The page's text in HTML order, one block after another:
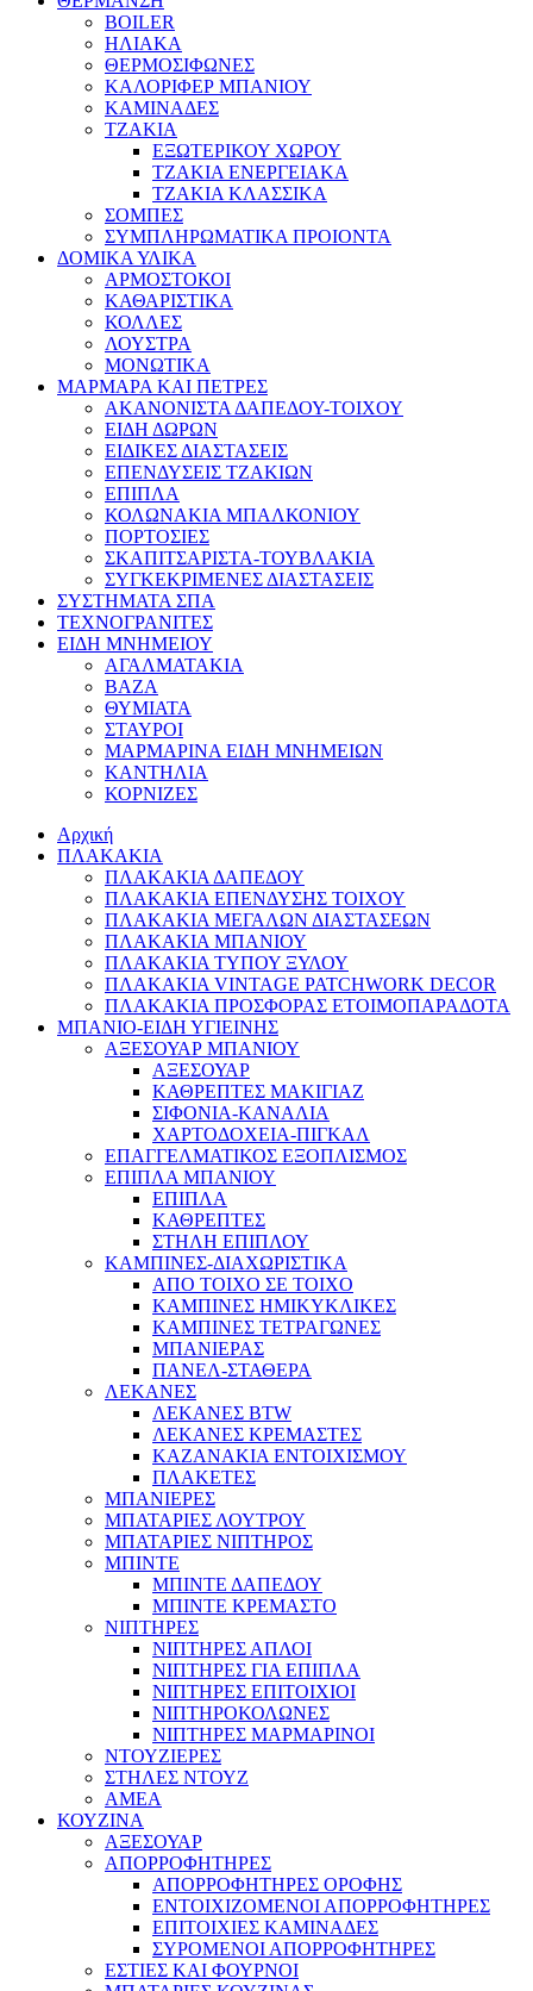
BOILER
ΗΛΙΑΚΑ
ΘΕΡΜΟΣΙΦΩΝΕΣ
ΚΑΛΟΡΙΦΕΡ ΜΠΑΝΙΟΥ
ΚΑΜΙΝΑΔΕΣ
ΤΖΑΚΙΑ
ΕΞΩΤΕΡΙΚΟΥ ΧΩΡΟΥ
ΤΖΑΚΙΑ ΕΝΕΡΓΕΙΑΚΑ
ΤΖΑΚΙΑ ΚΛΑΣΣΙΚΑ
ΣΟΜΠΕΣ
ΣΥΜΠΛΗΡΩΜΑΤΙΚΑ ΠΡΟΙΟΝΤΑ
ΔΟΜΙΚΑ ΥΛΙΚΑ
ΑΡΜΟΣΤΟΚΟΙ
ΚΑΘΑΡΙΣΤΙΚΑ
ΚΟΛΛΕΣ
ΛΟΥΣΤΡΑ
ΜΟΝΩΤΙΚΑ
ΜΑΡΜΑΡΑ ΚΑΙ ΠΕΤΡΕΣ
ΑΚΑΝΟΝΙΣΤΑ ΔΑΠΕΔΟΥ-ΤΟΙΧΟΥ
ΕΙΔΗ ΔΩΡΩΝ
ΕΙΔΙΚΕΣ ΔΙΑΣΤΑΣΕΙΣ
ΕΠΕΝΔΥΣΕΙΣ ΤΖΑΚΙΩΝ
ΕΠΙΠΛΑ
ΚΟΛΩΝΑΚΙΑ ΜΠΑΛΚΟΝΙΟΥ
ΠΟΡΤΟΣΙΕΣ
ΣΚΑΠΙΤΣΑΡΙΣΤΑ-ΤΟΥΒΛΑΚΙΑ
ΣΥΓΚΕΚΡΙΜΕΝΕΣ ΔΙΑΣΤΑΣΕΙΣ
ΣΥΣΤΗΜΑΤΑ ΣΠΑ
ΤΕΧΝΟΓΡΑΝΙΤΕΣ
ΕΙΔΗ ΜΝΗΜΕΙΟΥ
ΑΓΑΛΜΑΤΑΚΙΑ
ΒΑΖΑ
ΘΥΜΙΑΤΑ
ΣΤΑΥΡΟΙ
ΜΑΡΜΑΡΙΝΑ ΕΙΔΗ ΜΝΗΜΕΙΩΝ
ΚΑΝΤΗΛΙΑ
ΚΟΡΝΙΖΕΣ
Αρχική
ΠΛΑΚΑΚΙΑ
ΠΛΑΚΑΚΙΑ ΔΑΠΕΔΟΥ
ΠΛΑΚΑΚΙΑ ΕΠΕΝΔΥΣΗΣ ΤΟΙΧΟΥ
ΠΛΑΚΑΚΙΑ ΜΕΓΑΛΩΝ ΔΙΑΣΤΑΣΕΩΝ
ΠΛΑΚΑΚΙΑ ΜΠΑΝΙΟΥ
ΠΛΑΚΑΚΙΑ ΤΥΠΟΥ ΞΥΛΟΥ
ΠΛΑΚΑΚΙΑ VINTAGE PATCHWORK DECOR
ΠΛΑΚΑΚΙΑ ΠΡΟΣΦΟΡΑΣ ΕΤΟΙΜΟΠΑΡΑΔΟΤΑ
ΜΠΑΝΙΟ-ΕΙΔΗ ΥΓΙΕΙΝΗΣ
ΑΞΕΣΟΥΑΡ ΜΠΑΝΙΟΥ
ΑΞΕΣΟΥΑΡ
ΚΑΘΡΕΠΤΕΣ ΜΑΚΙΓΙΑΖ
ΣΙΦΟΝΙΑ-ΚΑΝΑΛΙΑ
ΧΑΡΤΟΔΟΧΕΙΑ-ΠΙΓΚΑΛ
ΕΠΑΓΓΕΛΜΑΤΙΚΟΣ ΕΞΟΠΛΙΣΜΟΣ
ΕΠΙΠΛΑ ΜΠΑΝΙΟΥ
ΕΠΙΠΛΑ
ΚΑΘΡΕΠΤΕΣ
ΣΤΗΛΗ ΕΠΙΠΛΟΥ
ΚΑΜΠΙΝΕΣ-ΔΙΑΧΩΡΙΣΤΙΚΑ
ΑΠΟ ΤΟΙΧΟ ΣΕ ΤΟΙΧΟ
ΚΑΜΠΙΝΕΣ ΗΜΙΚΥΚΛΙΚΕΣ
ΚΑΜΠΙΝΕΣ ΤΕΤΡΑΓΩΝΕΣ
ΜΠΑΝΙΕΡΑΣ
ΠΑΝΕΛ-ΣΤΑΘΕΡΑ
ΛΕΚΑΝΕΣ
ΛΕΚΑΝΕΣ BTW
ΛΕΚΑΝΕΣ ΚΡΕΜΑΣΤΕΣ
ΚΑΖΑΝΑΚΙΑ ΕΝΤΟΙΧΙΣΜΟΥ
ΠΛΑΚΕΤΕΣ
ΜΠΑΝΙΕΡΕΣ
ΜΠΑΤΑΡΙΕΣ ΛΟΥΤΡΟΥ
ΜΠΑΤΑΡΙΕΣ ΝΙΠΤΗΡΟΣ
ΜΠΙΝΤΕ
ΜΠΙΝΤΕ ΔΑΠΕΔΟΥ
ΜΠΙΝΤΕ ΚΡΕΜΑΣΤΟ
ΝΙΠΤΗΡΕΣ
ΝΙΠΤΗΡΕΣ ΑΠΛΟΙ
ΝΙΠΤΗΡΕΣ ΓΙΑ ΕΠΙΠΛΑ
ΝΙΠΤΗΡΕΣ ΕΠΙΤΟΙΧΙΟΙ
ΝΙΠΤΗΡΟΚΟΛΩΝΕΣ
ΝΙΠΤΗΡΕΣ ΜΑΡΜΑΡΙΝΟΙ
ΝΤΟΥΖΙΕΡΕΣ
ΣΤΗΛΕΣ ΝΤΟΥΖ
ΑΜΕΑ
ΚΟΥΖΙΝΑ
ΑΞΕΣΟΥΑΡ
ΑΠΟΡΡΟΦΗΤΗΡΕΣ
ΑΠΟΡΡΟΦΗΤΗΡΕΣ ΟΡΟΦΗΣ
ΕΝΤΟΙΧΙΖΟΜΕΝΟΙ ΑΠΟΡΡΟΦΗΤΗΡΕΣ
ΕΠΙΤΟΙΧΙΕΣ ΚΑΜΙΝΑΔΕΣ
ΣΥΡΟΜΕΝΟΙ ΑΠΟΡΡΟΦΗΤΗΡΕΣ
ΕΣΤΙΕΣ ΚΑΙ ΦΟΥΡΝΟΙ